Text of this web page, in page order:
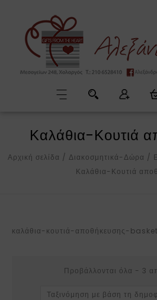
Καλάθια-Κουτιά
Αρχική σελίδα / Διακοσμητικά-Δώρα /
Καλάθια-Κουτιά
καλάθια-κουτιά-αποθήκευσης-
Προβάλλονται όλα - 3
Ταξινόμηση με βάση τη